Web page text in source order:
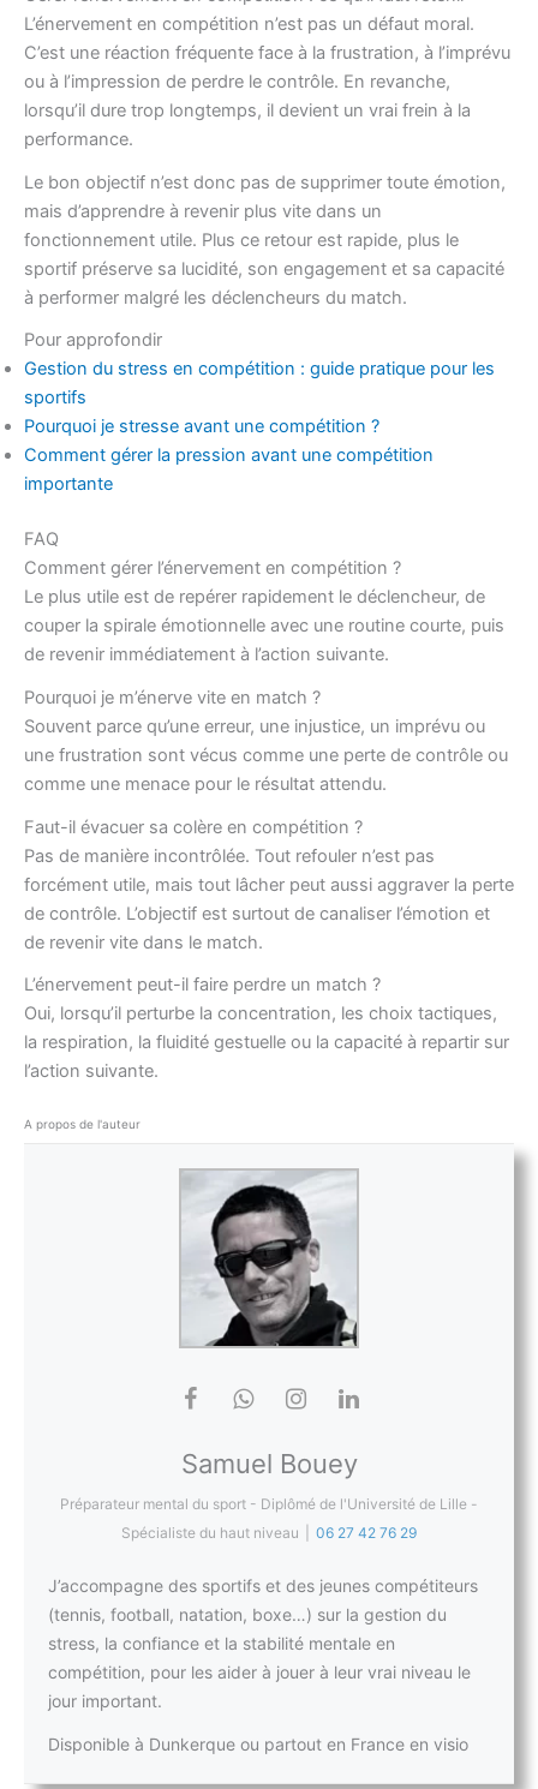
L’énervement en compétition n’est pas un défaut moral.
C’est une réaction fréquente face à la frustration, à l’imprévu
ou à l’impression de perdre le contrôle. En revanche,
lorsqu’il dure trop longtemps, il devient un vrai frein à la
performance.
Le bon objectif n’est donc pas de supprimer toute émotion,
mais d’apprendre à revenir plus vite dans un
fonctionnement utile. Plus ce retour est rapide, plus le
sportif préserve sa lucidité, son engagement et sa capacité
à performer malgré les déclencheurs du match.
Pour approfondir
Gestion du stress en compétition : guide pratique pour les
sportifs
Pourquoi je stresse avant une compétition ?
Comment gérer la pression avant une compétition
importante
FAQ
Comment gérer l’énervement en compétition ?
Le plus utile est de repérer rapidement le déclencheur, de
couper la spirale émotionnelle avec une routine courte, puis
de revenir immédiatement à l’action suivante.
Pourquoi je m’énerve vite en match ?
Souvent parce qu’une erreur, une injustice, un imprévu ou
une frustration sont vécus comme une perte de contrôle ou
comme une menace pour le résultat attendu.
Faut-il évacuer sa colère en compétition ?
Pas de manière incontrôlée. Tout refouler n’est pas
forcément utile, mais tout lâcher peut aussi aggraver la perte
de contrôle. L’objectif est surtout de canaliser l’émotion et
de revenir vite dans le match.
L’énervement peut-il faire perdre un match ?
Oui, lorsqu’il perturbe la concentration, les choix tactiques,
la respiration, la fluidité gestuelle ou la capacité à repartir sur
l’action suivante.
A propos de l'auteur
Samuel Bouey
Préparateur mental du sport - Diplômé de l'Université de Lille -
Spécialiste du haut niveau
06 27 42 76 29
J’accompagne des sportifs et des jeunes compétiteurs
(tennis, football, natation, boxe…) sur la gestion du
stress, la confiance et la stabilité mentale en
compétition, pour les aider à jouer à leur vrai niveau le
jour important.
Disponible à Dunkerque ou partout en France en visio